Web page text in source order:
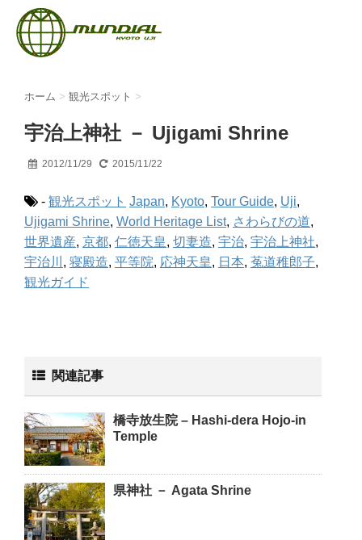
ホーム > 観光スポット >
宇治上神社 － Ujigami Shrine
2012/11/29 2015/11/22
- 観光スポット Japan, Kyoto, Tour Guide, Uji,
Ujigami Shrine, World Heritage List, さわらびの道,
世界遺産, 京都, 仁徳天皇, 切妻造, 宇治, 宇治上神社,
宇治川 , 寝殿造, 平等院, 応神天皇, 日本, 菟道稚郎子,
観光ガイド
関連記事
橋寺放生院 – Hashi-dera Hojo-in
Temple
県神社 － Agata Shrine